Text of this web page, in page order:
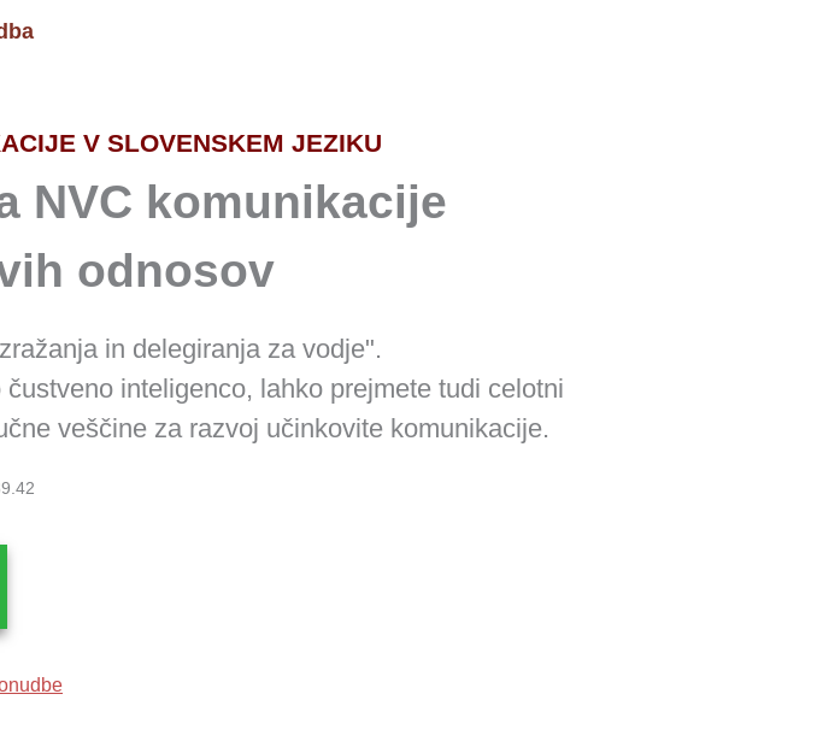
V SLOVENSKEM JEZIKU
NVC komunikacije
odnosov
in delegiranja za vodje".
inteligenco, lahko prejmete tudi celotni
veščine za razvoj učinkovite komunikacije.